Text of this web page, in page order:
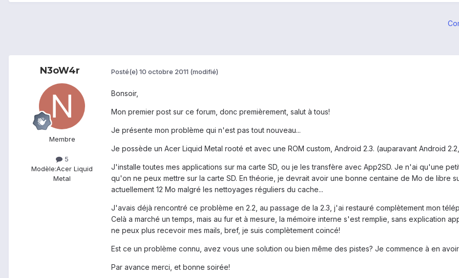
N3oW4r
Membre
5
Modèle:Acer Liquid
Metal
Posté(e) 10 octobre 2011 (modifié)
Bonsoir,
Mon premier post sur ce forum, donc premièrement, salut à tous!
Je présente mon problème qui n'est pas tout nouveau...
Je possède un Acer Liquid Metal rooté et avec une ROM custom, Android 2.3. (auparavant Android
J'installe toutes mes applications sur ma carte SD, ou je les transfère avec App2SD. Je n'ai qu'une
qu'on ne peux mettre sur la carte SD. En théorie, je devrait avoir une bonne centaine de Mo de libre
actuellement 12 Mo malgré les nettoyages réguliers du cache...
J'avais déjà rencontré ce problème en 2.2, au passage de la 2.3, j'ai restauré complètement mon
Celà a marché un temps, mais au fur et à mesure, la mémoire interne s'est remplie, sans explication
ne peux plus recevoir mes mails, bref, je suis complètement coincé!
Est ce un problème connu, avez vous une solution ou bien même des pistes? Je commence à en
Par avance merci, et bonne soirée!